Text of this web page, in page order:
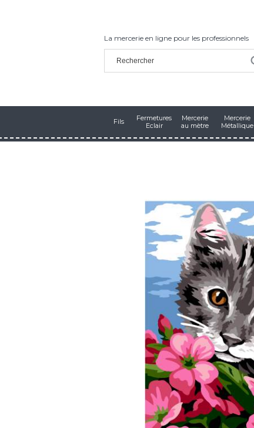
La mercerie en ligne pour les professionnels
Fils
Fermetures
Eclair
Mercerie
au mètre
Mercerie
Métallique